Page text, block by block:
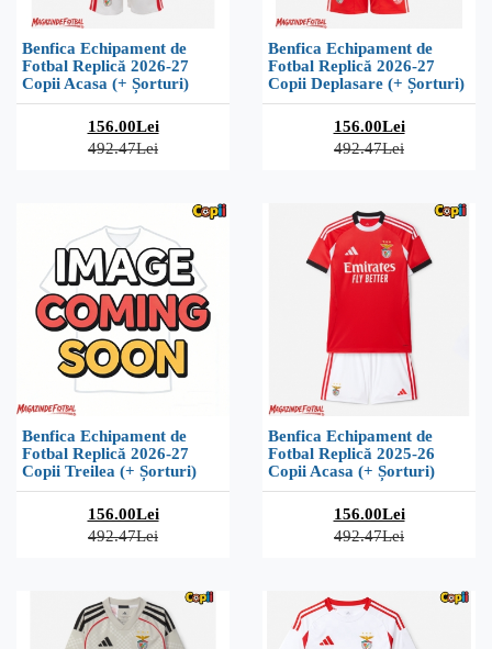
Benfica Echipament de
Fotbal Replică 2026-27
Copii Acasa (+ Șorturi)
156.00Lei
492.47Lei
Benfica Echipament de
Fotbal Replică 2026-27
Copii Deplasare (+ Șorturi)
156.00Lei
492.47Lei
Benfica Echipament de
Fotbal Replică 2026-27
Copii Treilea (+ Șorturi)
156.00Lei
492.47Lei
Benfica Echipament de
Fotbal Replică 2025-26
Copii Acasa (+ Șorturi)
156.00Lei
492.47Lei